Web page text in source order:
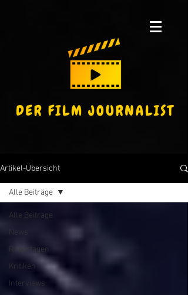
Artikel-Übersicht
Alle Beiträge
News
Reportagen
Kritiken
Interviews
Alle Beiträge